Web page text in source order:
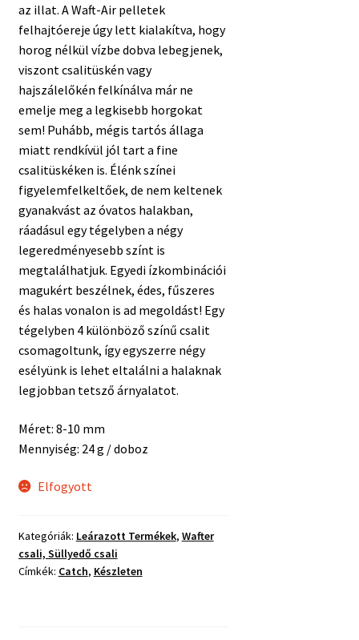
az illat. A Waft-Air pelletek
felhajtóereje úgy lett kialakítva, hogy
horog nélkül vízbe dobva lebegjenek,
viszont csalitüskén vagy
hajszálelőkén felkínálva már ne
emelje meg a legkisebb horgokat
sem! Puhább, mégis tartós állaga
miatt rendkívül jól tart a fine
csalitüskéken is. Élénk színei
figyelemfelkeltőek, de nem keltenek
gyanakvást az óvatos halakban,
ráadásul egy tégelyben a négy
legeredményesebb színt is
megtalálhatjuk. Egyedi ízkombinációi
magukért beszélnek, édes, fűszeres
és halas vonalon is ad megoldást! Egy
tégelyben 4 különböző színű csalit
csomagoltunk, így egyszerre négy
esélyünk is lehet eltalálni a halaknak
legjobban tetsző árnyalatot.
Méret: 8-10 mm
Mennyiség: 24 g / doboz
Elfogyott
Kategóriák: Leárazott Termékek, Wafter
csali, Süllyedő csali
Címkék: Catch, Készleten